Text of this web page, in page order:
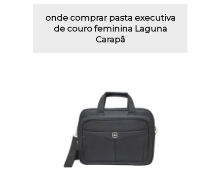
onde comprar pasta executiva
de couro feminina Laguna
Carapã